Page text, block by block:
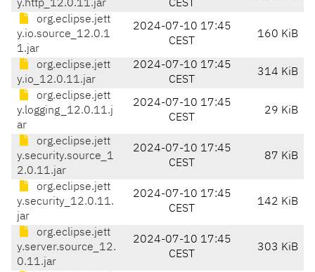
y.http_12.0.11.jar
CEST
org.eclipse.jett
y.io.source_12.0.1
1.jar
2024-07-10 17:45
CEST
160 KiB
org.eclipse.jett
y.io_12.0.11.jar
2024-07-10 17:45
CEST
314 KiB
org.eclipse.jett
y.logging_12.0.11.j
ar
2024-07-10 17:45
CEST
29 KiB
org.eclipse.jett
y.security.source_1
2.0.11.jar
2024-07-10 17:45
CEST
87 KiB
org.eclipse.jett
y.security_12.0.11.
jar
2024-07-10 17:45
CEST
142 KiB
org.eclipse.jett
y.server.source_12.
0.11.jar
2024-07-10 17:45
CEST
303 KiB